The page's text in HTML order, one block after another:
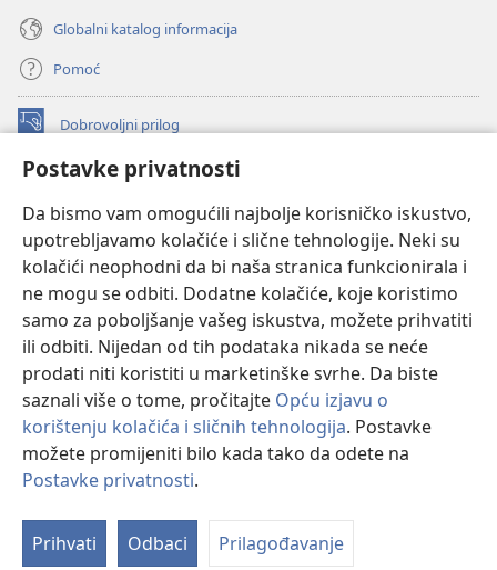
Postavke privatnosti
Da bismo vam omogućili najbolje korisničko iskustvo,
upotrebljavamo kolačiće i slične tehnologije. Neki su
kolačići neophodni da bi naša stranica funkcionirala i
ne mogu se odbiti. Dodatne kolačiće, koje koristimo
samo za poboljšanje vašeg iskustva, možete prihvatiti
ili odbiti. Nijedan od tih podataka nikada se neće
prodati niti koristiti u marketinške svrhe. Da biste
saznali više o tome, pročitajte Opću izjavu o
korištenju kolačića i sličnih tehnologija. Postavke
možete promijeniti bilo kada tako da odete na
Postavke privatnosti.
Prihvati Odbaci Prilagođavanje
Globalni katalog informacija
Pomoć
Dobrovoljni prilog
(otvara
novi
INTERNETSKA BIBLIOTEKA Watchtower
se
novi
prozor)
JW Hub
(otvara
se
novi
JW Library
Watchtower Library
Copyright© 2026 Watch Tower Bible and Tract Society of Pennsylvania.
UVJETI KORIŠTENJA|